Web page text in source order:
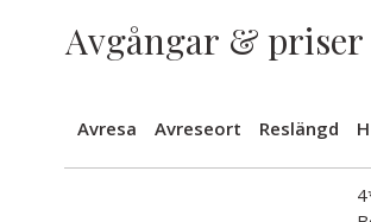
Avgångar & priser
Avresa Avreseort Reslängd